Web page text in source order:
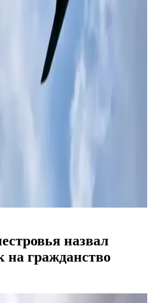
назвал
на гражданство